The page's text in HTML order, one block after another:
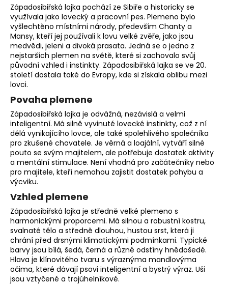
Západosibiřská lajka pochází ze Sibiře a historicky se
využívala jako lovecký a pracovní pes. Plemeno bylo
vyšlechtěno místními národy, především Chanty a
Mansy, kteří jej používali k lovu velké zvěře, jako jsou
medvědi, jeleni a divoká prasata. Jedná se o jedno z
nejstarších plemen na světě, které si zachovalo svůj
původní vzhled i instinkty. Západosibiřská lajka se ve 20.
století dostala také do Evropy, kde si získala oblibu mezi
lovci.
Povaha plemene
Západosibiřská lajka je odvážná, nezávislá a velmi
inteligentní. Má silně vyvinuté lovecké instinkty, což z ní
dělá vynikajícího lovce, ale také spolehlivého společníka
pro zkušené chovatele. Je věrná a loajální, vytváří silné
pouto se svým majitelem, ale potřebuje dostatek aktivity
a mentální stimulace. Není vhodná pro začátečníky nebo
pro majitele, kteří nemohou zajistit dostatek pohybu a
výcviku.
Vzhled plemene
Západosibiřská lajka je středně velké plemeno s
harmonickými proporcemi. Má silnou a robustní kostru,
svalnaté tělo a středně dlouhou, hustou srst, která ji
chrání před drsnými klimatickými podmínkami. Typické
barvy jsou bílá, šedá, černá a různé odstíny hnědošedé.
Hlava je klínovitého tvaru s výraznýma mandlovýma
očima, které dávají psovi inteligentní a bystrý výraz. Uši
jsou vztyčené a trojúhelníkové.
HLEDAT
D
o
p
o
r
u
č
u
j
e
m
e